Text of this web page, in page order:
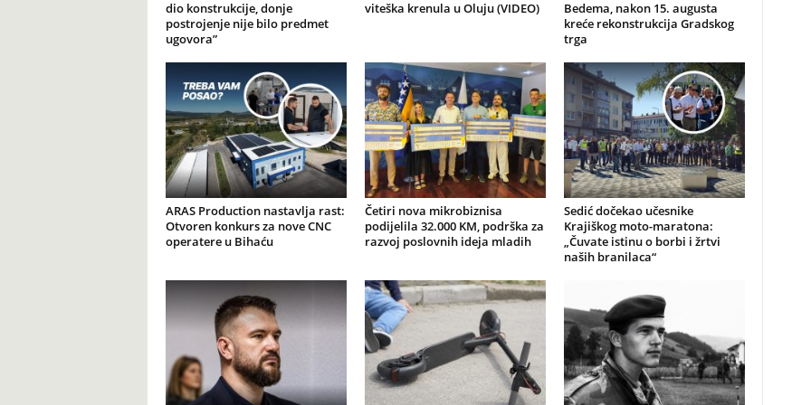
dio konstrukcije, donje
postrojenje nije bilo predmet
ugovora”
viteška krenula u Oluju (VIDEO)
Bedema, nakon 15. augusta
kreće rekonstrukcija Gradskog
trga
ARAS Production nastavlja rast:
Otvoren konkurs za nove CNC
operatere u Bihaću
Četiri nova mikrobiznisa
podijelila 32.000 KM, podrška za
razvoj poslovnih ideja mladih
Sedić dočekao učesnike
Krajiškog moto-maratona:
„Čuvate istinu o borbi i žrtvi
naših branilaca“